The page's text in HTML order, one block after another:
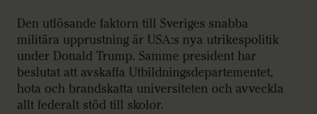
Den utlösande faktorn till Sveriges snabba
militära upprustning är USA:s nya utrikespolitik
under Donald Trump. Samme president har
beslutat att avskaffa Utbildningsdepartementet,
hota och brandskatta universiteten och avveckla
allt federalt stöd till skolor.